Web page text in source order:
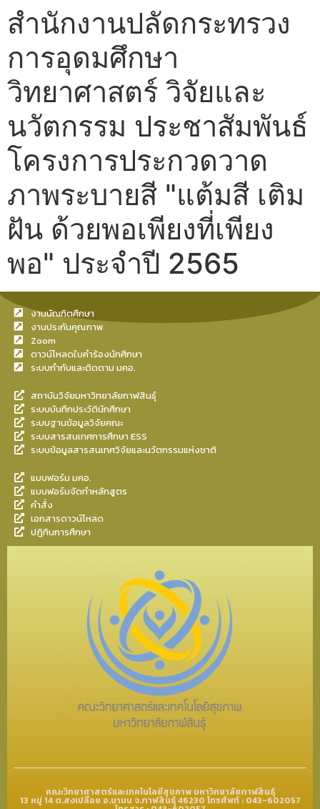
สำนักงานปลัดกระทรวง
การอุดมศึกษา
วิทยาศาสตร์ วิจัยและ
นวัตกรรม ประชาสัมพันธ์
โครงการประกวดวาด
ภาพระบายสี "แต้มสี เติม
ฝัน ด้วยพอเพียงที่เพียง
พอ" ประจำปี 2565
งานบัณฑิตศึกษา
งานประกันคุณภาพ
Zoom
ดาวน์โหลดใบคำร้องนักศึกษา
ระบบกำกับและติดตาม มคอ.
สถาบันวิจัยมหาวิทยาลัยกาฬสินธุ์
ระบบบันทึกประวัตินักศึกษา
ระบบฐานข้อมูลวิจัยคณะ
ระบบสารสนเทศการศึกษา ESS
ระบบข้อมูลสารสนเทศวิจัยและนวัตกรรมแห่งชาติ
แบบฟอร์ม มคอ.
แบบฟอร์มจัดทำหลักสูตร
คำสั่ง
เอกสารดาวน์โหลด
ปฎิทินการศึกษา
คณะวิทยาศาสตร์และเทคโนโลยีสุขภาพ มหาวิทยาลัยกาฬสินธุ์
13 หมู่ 14 ต.สงเปลือย อ.นามน จ.กาฬสินธุ์ 46230 โทรศัพท์ : 043-602057